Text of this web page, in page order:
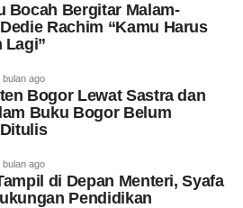
Bocah Bergitar Malam-
Rachim “Kamu Harus
Lagi”
bulan ago
Bogor Lewat Sastra dan
Buku Bogor Belum
bulan ago
di Depan Menteri, Syafa
Pendidikan